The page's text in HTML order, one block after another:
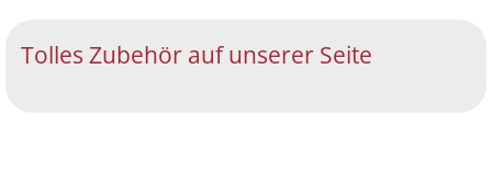
Tolles Zubehör auf unserer Seite